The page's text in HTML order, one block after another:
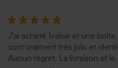
J'ai acheté 1valise et une
sont vraiment très jolis et
Aucun regret. La livraison et